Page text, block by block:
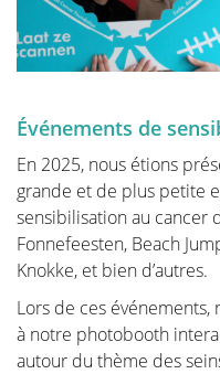
Le future de la
Autre chirurgie
Les personnes
besoin d'une longue
Événements de
En 2025, nous étions
grande et de plus petite
sensibilisation au cancer
Fonnefeesten, Beach
Knokke, et bien d’autres.
Lors de ces événements,
à notre photobooth
autour du thème des